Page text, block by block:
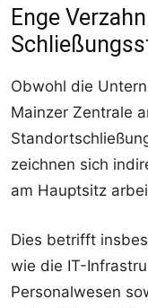
Enge
Obwohl die
Mainzer Zentrale
zeichnen sich
am Hauptsitz
Dies betrifft
wie die IT-
Personalwesen